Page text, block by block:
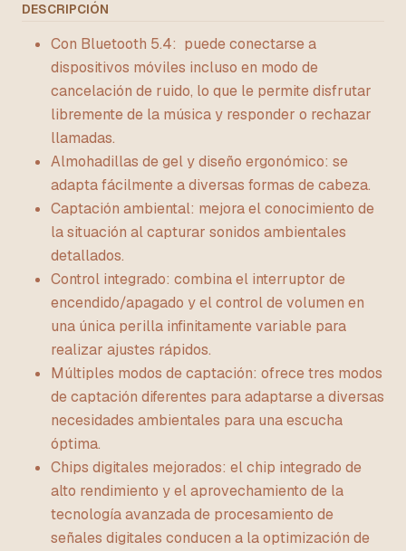
DESCRIPCIÓN
Con Bluetooth 5.4: puede conectarse a
dispositivos móviles incluso en modo de
cancelación de ruido, lo que le permite disfrutar
libremente de la música y responder o rechazar
llamadas.
Almohadillas de gel y diseño ergonómico: se
adapta fácilmente a diversas formas de cabeza.
Captación ambiental: mejora el conocimiento de
la situación al capturar sonidos ambientales
detallados.
Control integrado: combina el interruptor de
encendido/apagado y el control de volumen en
una única perilla infinitamente variable para
realizar ajustes rápidos.
Múltiples modos de captación: ofrece tres modos
de captación diferentes para adaptarse a diversas
necesidades ambientales para una escucha
óptima.
Chips digitales mejorados: el chip integrado de
alto rendimiento y el aprovechamiento de la
tecnología avanzada de procesamiento de
señales digitales conducen a la optimización de